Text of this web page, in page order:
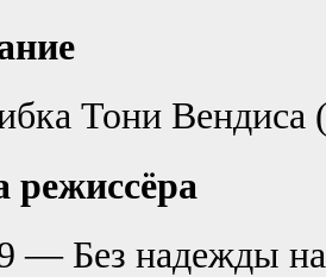
Тони Вендиса
режиссёра
— Без надежды